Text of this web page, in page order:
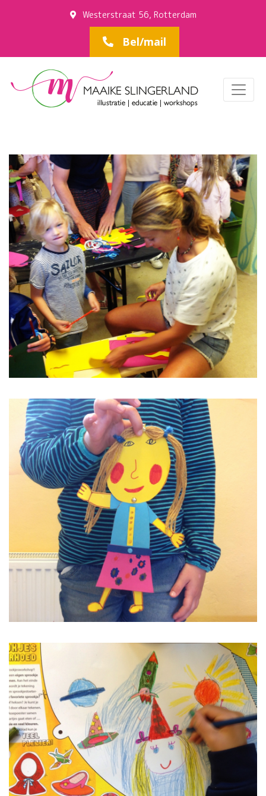
Westerstraat 56, Rotterdam
Bel/mail